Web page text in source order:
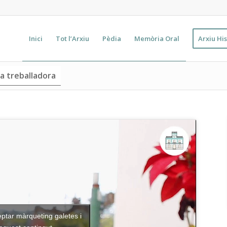
Inici Tot l’Arxiu Pèdia Memòria Oral Arxiu
treballadora
màrqueting galetes i